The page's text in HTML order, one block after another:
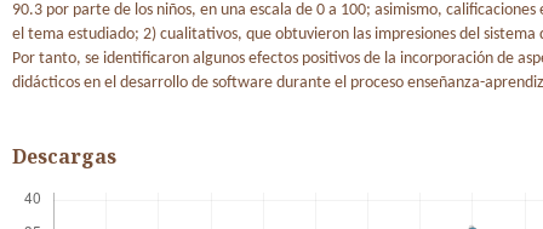
90.3 por parte de los niños, en una escala de 0 a 100; asimismo, calificaciones
el tema estudiado; 2) cualitativos, que obtuvieron las impresiones del sistema
Por tanto, se identificaron algunos efectos positivos de la incorporación de
didácticos en el desarrollo de software durante el proceso enseñanza-
Descargas